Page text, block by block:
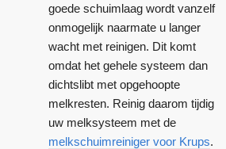
goede schuimlaag wordt vanzelf
onmogelijk naarmate u langer
wacht met reinigen. Dit komt
omdat het gehele systeem dan
dichtslibt met opgehoopte
melkresten. Reinig daarom tijdig
uw melksysteem met de
melkschuimreiniger voor Krups.